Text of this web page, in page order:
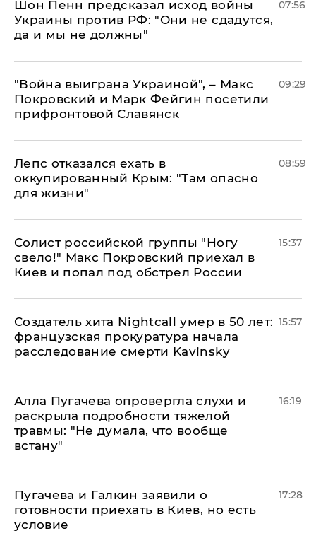
Шон Пенн предсказал исход войны
Украины против РФ: "Они не сдадутся,
да и мы не должны"
07:56
"Война выиграна Украиной", – Макс
Покровский и Марк Фейгин посетили
прифронтовой Славянск
09:29
Лепс отказался ехать в
оккупированный Крым: "Там опасно
для жизни"
08:59
Солист российской группы "Ногу
свело!" Макс Покровский приехал в
Киев и попал под обстрел России
15:37
Создатель хита Nightcall умер в 50 лет:
французская прокуратура начала
расследование смерти Kavinsky
15:57
Алла Пугачева опровергла слухи и
раскрыла подробности тяжелой
травмы: "Не думала, что вообще
встану"
16:19
Пугачева и Галкин заявили о
готовности приехать в Киев, но есть
условие
17:28